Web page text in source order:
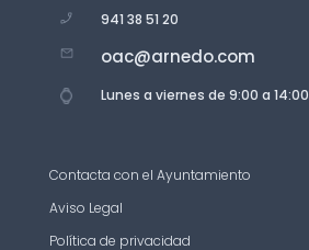
941 38 51 20
oac@arnedo.com
Lunes a viernes de 9:00 a 14:00
Contacta con el Ayuntamiento
Aviso Legal
Política de privacidad